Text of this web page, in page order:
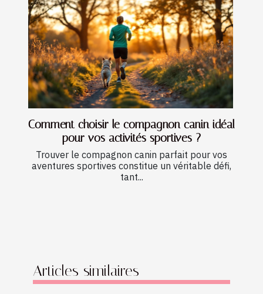
Comment choisir le compagnon canin idéal
pour vos activités sportives ?
Trouver le compagnon canin parfait pour vos
aventures sportives constitue un véritable défi,
tant...
Articles similaires